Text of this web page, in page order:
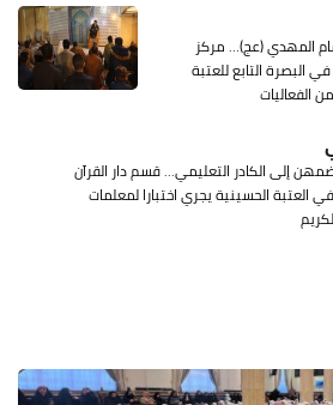
المهدي (عج)… مركز
البصرة التابع للعتبة
الفعاليات
إلى الكادر التعليمي... قسم دار القرآن
العتبة الحسينية يجري اختبارا لمعلمات